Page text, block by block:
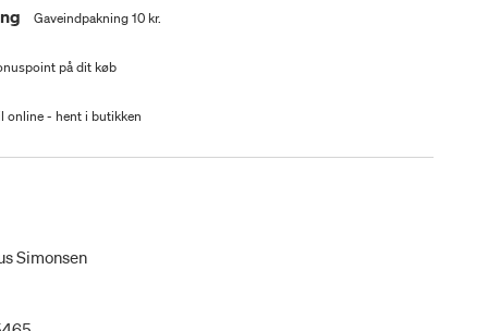
Gaveindpakning 10 kr.
på dit køb
online - hent i butikken
Simonsen